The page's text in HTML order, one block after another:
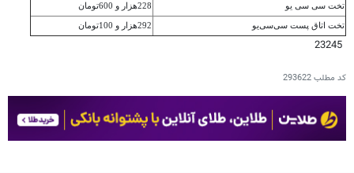
تخت سی سی یو 228هزار و 600تومان
تخت اتاق پست سی‌سی‌یو 292هزار و 100تومان
کد مطلب293622